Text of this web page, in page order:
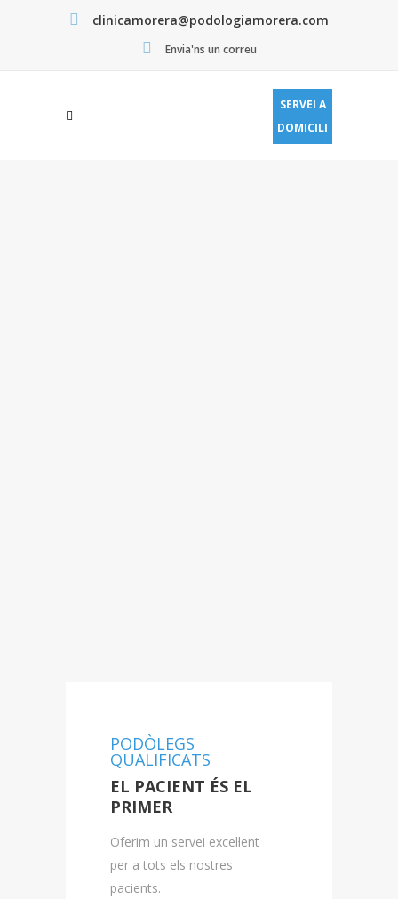
clinicamorera@podologiamorera.com
Envia'ns un correu
SERVEI A
DOMICILI
PODÒLEGS
QUALIFICATS
EL PACIENT ÉS EL
PRIMER
Oferim un servei excel·lent
per a tots els nostres
pacients.